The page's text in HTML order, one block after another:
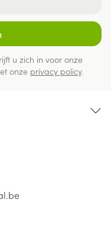
u zich in voor onze
onze privacy policy.